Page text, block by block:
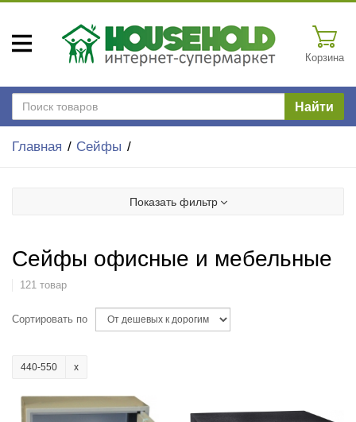
Корзина
Найти
Главная Сейфы
Показать фильтр
Сейфы офисные и мебельные
121 товар
Сортировать по
440-550